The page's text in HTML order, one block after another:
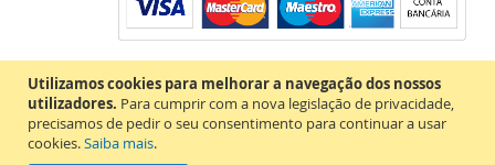
Utilizamos cookies para melhorar a navegação dos nossos
utilizadores. Para cumprir com a nova legislação de privacidade,
precisamos de pedir o seu consentimento para continuar a usar
cookies.Saiba mais.